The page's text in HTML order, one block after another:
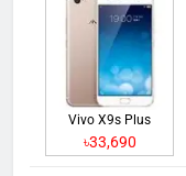
Vivo X9s Plus
৳33,690